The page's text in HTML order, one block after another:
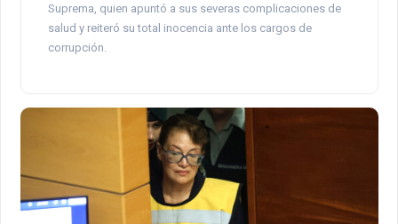
Suprema, quien apuntó a sus severas complicaciones de
salud y reiteró su total inocencia ante los cargos de
corrupción.